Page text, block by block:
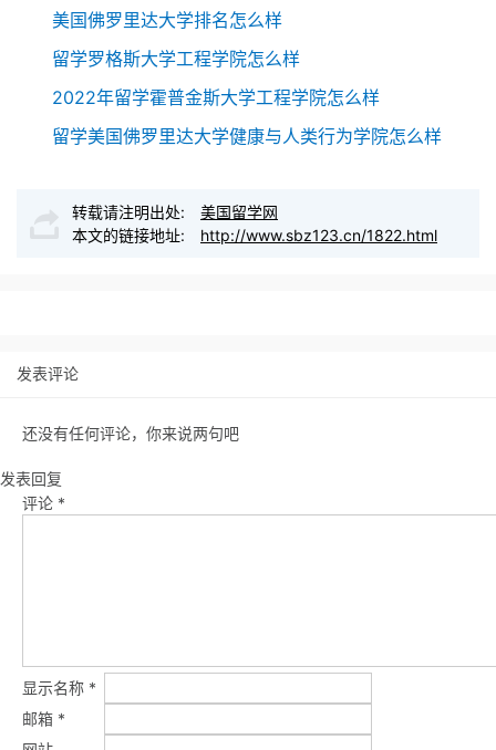
美国佛罗里达大学排名怎么样
留学罗格斯大学工程学院怎么样
2022年留学霍普金斯大学工程学院怎么样
留学美国佛罗里达大学健康与人类行为学院怎么样
转载请注明出处:
美国留学网
本文的链接地址:
http://www.sbz123.cn/1822.html
发表评论
还没有任何评论，你来说两句吧
发表回复
评论 *
显示名称 *
邮箱 *